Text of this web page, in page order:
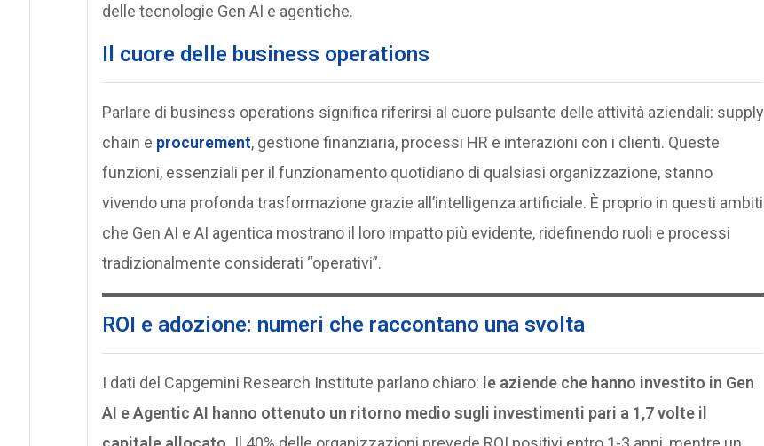
delle tecnologie Gen AI e agentiche.
Il cuore delle business operations
Parlare di business operations significa riferirsi al cuore pulsante delle attività aziendali: supply
chain e procurement, gestione finanziaria, processi HR e interazioni con i clienti. Queste
funzioni, essenziali per il funzionamento quotidiano di qualsiasi organizzazione, stanno
vivendo una profonda trasformazione grazie all’intelligenza artificiale. È proprio in questi ambiti
che Gen AI e AI agentica mostrano il loro impatto più evidente, ridefinendo ruoli e processi
tradizionalmente considerati “operativi”.
ROI e adozione: numeri che raccontano una svolta
I dati del Capgemini Research Institute parlano chiaro: le aziende che hanno investito in Gen
AI e Agentic AI hanno ottenuto un ritorno medio sugli investimenti pari a 1,7 volte il